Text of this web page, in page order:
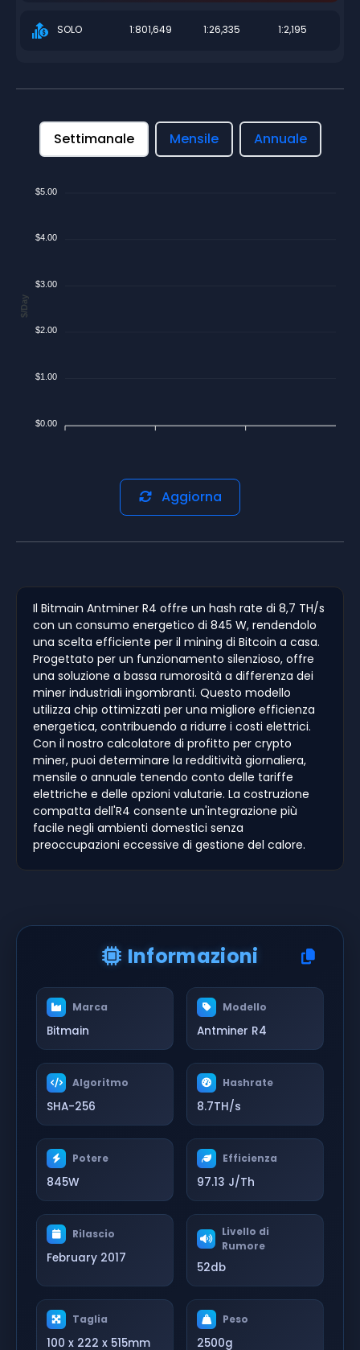
SOLO 1:801,649 1:26,335 1:2,195
Settimanale Mensile Annuale
$5.00
$4.00
$3.00
$2.00
$1.00
$0.00
$/Day
Aggiorna
Il Bitmain Antminer R4 offre un hash rate di 8,7 TH/s
con un consumo energetico di 845 W, rendendolo
una scelta efficiente per il mining di Bitcoin a casa.
Progettato per un funzionamento silenzioso, offre
una soluzione a bassa rumorosità a differenza dei
miner industriali ingombranti. Questo modello
utilizza chip ottimizzati per una migliore efficienza
energetica, contribuendo a ridurre i costi elettrici.
Con il nostro calcolatore di profitto per crypto
miner, puoi determinare la redditività giornaliera,
mensile o annuale tenendo conto delle tariffe
elettriche e delle opzioni valutarie. La costruzione
compatta dell'R4 consente un'integrazione più
facile negli ambienti domestici senza
preoccupazioni eccessive di gestione del calore.
Informazioni
Marca
Bitmain
Modello
Antminer R4
Algoritmo
SHA-256
Hashrate
8.7TH/s
Potere
845W
Efficienza
97.13 J/Th
Rilascio
February 2017
Livello di
Rumore
52db
Taglia
100 x 222 x 515mm
Peso
2500g